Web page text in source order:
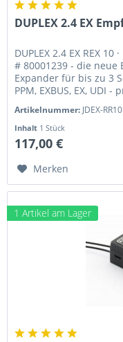
DUPLEX 2.4 EX
DUPLEX 2.4 EX REX
# 80001239 - die
Expander für bis zu 3
PPM, EXBUS, EX, UDI
Artikelnummer: JDEX-RR10
Inhalt 1 Stück
117,00 €
Merken
1 Artikel am Lager